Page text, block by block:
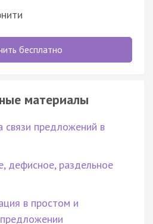
бесплатно
материалы
связи предложений в
дефисное, раздельное
в простом и